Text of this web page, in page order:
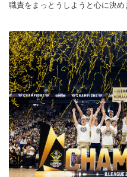
職責をまっとうしようと心に決め